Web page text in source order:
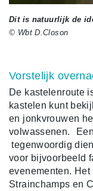
Dit is natuurlijk de
© Wbt D.Closon
Vorstelijk
De kastelenroute
kastelen kunt
en jonkvrouwen
volwassenen.
tegenwoordig
voor bijvoorbeeld
evenementen.
Strainchamps en